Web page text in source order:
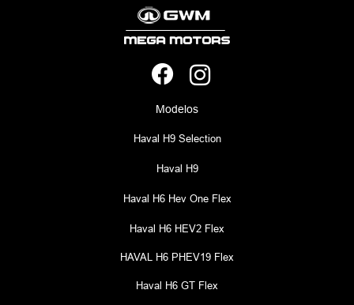
Modelos
Haval H9 Selection
Haval H9
Haval H6 Hev One Flex
Haval H6 HEV2 Flex
HAVAL H6 PHEV19 Flex
Haval H6 GT Flex